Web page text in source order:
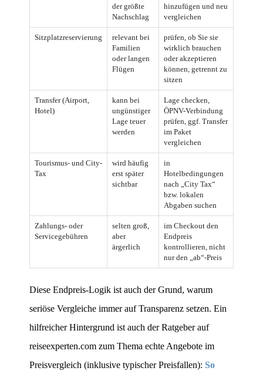
der größte
Nachschlag
hinzufügen und neu
vergleichen
Sitzplatzreservierung
relevant bei
Familien
oder langen
Flügen
prüfen, ob Sie sie
wirklich brauchen
oder akzeptieren
können, getrennt zu
sitzen
Transfer (Airport,
Hotel)
kann bei
ungünstiger
Lage teuer
werden
Lage checken,
ÖPNV-Verbindung
prüfen, ggf. Transfer
im Paket
vergleichen
Tourismus- und City-
Tax
wird häufig
erst später
sichtbar
in
Hotelbedingungen
nach „City Tax“
bzw. lokalen
Abgaben suchen
Zahlungs- oder
Servicegebühren
selten groß,
aber
ärgerlich
im Checkout den
Endpreis
kontrollieren, nicht
nur den „ab“-Preis
Diese Endpreis-Logik ist auch der Grund, warum
seriöse Vergleiche immer auf Transparenz setzen. Ein
hilfreicher Hintergrund ist auch der Ratgeber auf
reiseexperten.com zum Thema echte Angebote im
Preisvergleich (inklusive typischer Preisfallen): So